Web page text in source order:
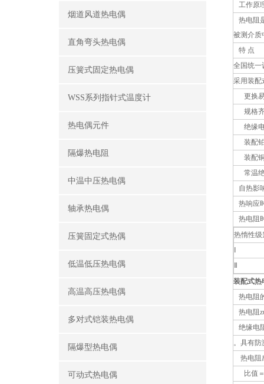
烟道风道热电偶
直角弯头热电偶
压簧式固定热电偶
WSS系列指针式温度计
热电偶元件
隔爆热电阻
中温中压热电偶
轴承热电偶
压簧固定式热偶
低温低压热电偶
高温高压热电偶
多对式铠装热电偶
隔爆型热电偶
可动式热电偶
工作原
热电阻
被测介质
特 点
全国统一
采用装配
更换易
规格齐
绝缘
装配铂
装配铜
常温绝
自热影
热响应
热电阻
热惰性级
装配式热
热电阻
热电阻
绝缘电
。具有防
热电阻
比值＝